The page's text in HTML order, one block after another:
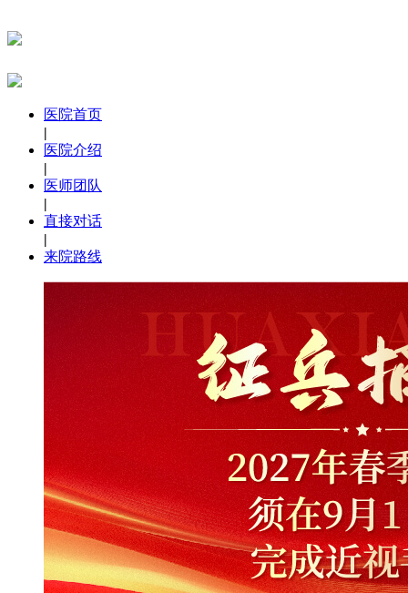
医院首页
|
医院介绍
|
医师团队
|
直接对话
|
来院路线